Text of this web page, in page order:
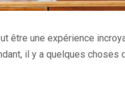
être une expérience
il y a quelques choses